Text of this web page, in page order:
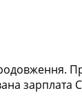
зарплата